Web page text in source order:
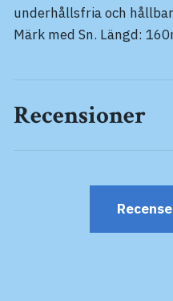
underhållsfria och
Märk med Sn. Längd:
Recensioner